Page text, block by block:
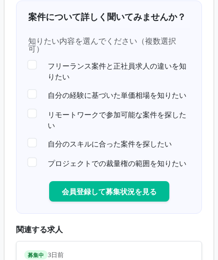
案件について詳しく聞いてみませんか？
知りたい内容を選んでください（複数選択
可）
フリーランス案件と正社員求人の違いを知
りたい
自分の経験に基づいた単価相場を知りたい
リモートワークで参加可能な案件を探した
い
自分のスキルに合った案件を探したい
プロジェクトでの裁量権の範囲を知りたい
会員登録して募集状況を見る
関連する求人
募集中 3日前